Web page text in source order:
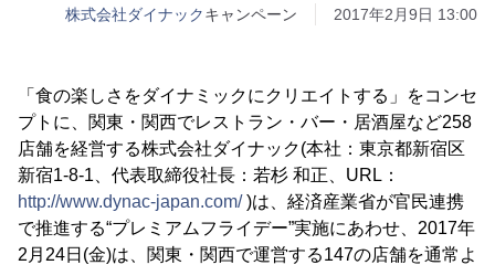
株式会社ダイナックキャンペーン 2017年2月9日 13:00
「食の楽しさをダイナミックにクリエイトする」をコンセ
プトに、関東・関西でレストラン・バー・居酒屋など258
店舗を経営する株式会社ダイナック(本社：東京都新宿区
新宿1-8-1、代表取締役社長：若杉 和正、URL：
http://www.dynac-japan.com/)は、経済産業省が官民連携
で推進する“プレミアムフライデー”実施にあわせ、2017年
2月24日(金)は、関東・関西で運営する147の店舗を通常よ